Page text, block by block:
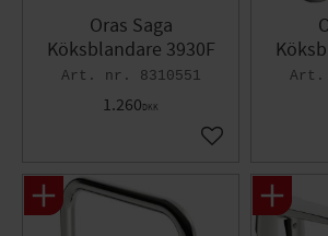
Oras Saga
Köksblandare 3930F
8310551
1.260DKK
Gem som favorit